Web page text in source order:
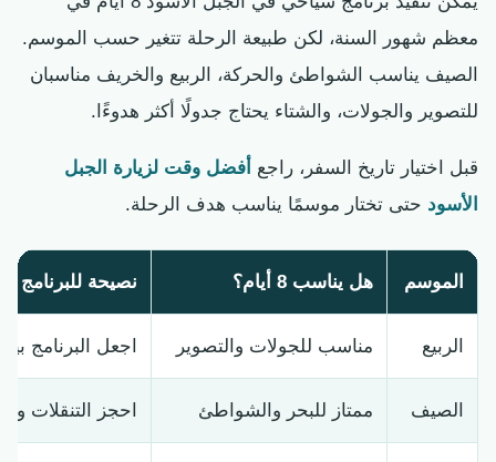
معظم شهور السنة، لكن طبيعة الرحلة تتغير حسب الموسم.
الصيف يناسب الشواطئ والحركة، الربيع والخريف مناسبان
للتصوير والجولات، والشتاء يحتاج جدولًا أكثر هدوءًا.
قبل اختيار تاريخ السفر، راجع أفضل وقت لزيارة الجبل
الأسود حتى تختار موسمًا يناسب هدف الرحلة.
الموسم هل يناسب 8 أيام؟ نصيحة للبرنامج
الربيع مناسب للجولات والتصوير اجعل البرنامج
الصيف ممتاز للبحر والشواطئ احجز التنقلات